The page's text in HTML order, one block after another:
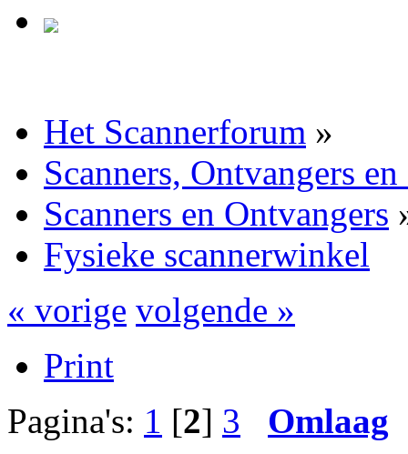
Het Scannerforum »
Scanners, Ontvangers
Scanners en Ontvangers
Fysieke scannerwinkel
« vorige volgende »
Print
Pagina's: 1 [2] 3 Omlaag